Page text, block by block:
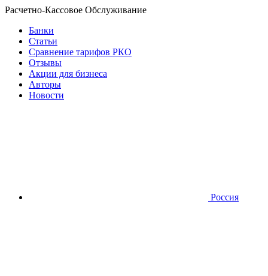
Расчетно-Кассовое Обслуживание
Банки
Статьи
Сравнение тарифов РКО
Отзывы
Акции для бизнеса
Авторы
Новости
Россия